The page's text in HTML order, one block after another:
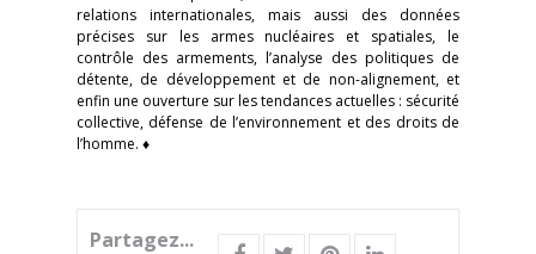
relations internationales, mais aussi des données
précises sur les armes nucléaires et spatiales, le
contrôle des armements, l’analyse des politiques de
détente, de développement et de non-alignement, et
enfin une ouverture sur les tendances actuelles : sécurité
collective, défense de l’environnement et des droits de
l’homme. ♦
Partagez...